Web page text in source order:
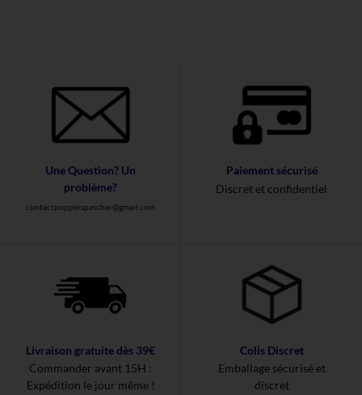
Une Question? Un
problème?
contactpopperspascher@gmail.com
Paiement sécurisé
Discret et confidentiel
Livraison gratuite dès 39€
Commander avant 15H :
Expédition le jour même !
Colis Discret
Emballage sécurisé et
discret